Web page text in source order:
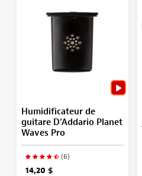
Humidificateur de
guitare D’Addario Planet
Waves Pro
(6)
14,20 $